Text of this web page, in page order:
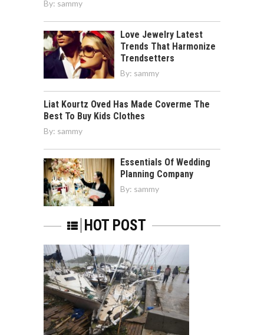
By: sammy
Love Jewelry Latest
Trends That Harmonize
Trendsetters
By: sammy
Liat Kourtz Oved Has Made Coverme The
Best To Buy Kids Clothes
By: sammy
Essentials Of Wedding
Planning Company
By: sammy
HOT POST